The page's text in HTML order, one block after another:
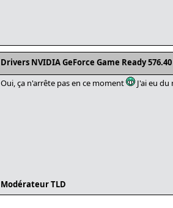
Drivers NVIDIA GeForce Game Ready
Oui, ça n'arrête pas en ce moment
J'ai eu du
Modérateur TLD